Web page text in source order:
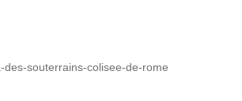
des-souterrains-colisee-de-rome